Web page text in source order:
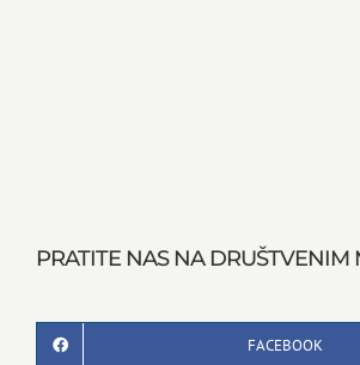
PRATITE NAS NA DRUŠTVENIM
FACEBOOK